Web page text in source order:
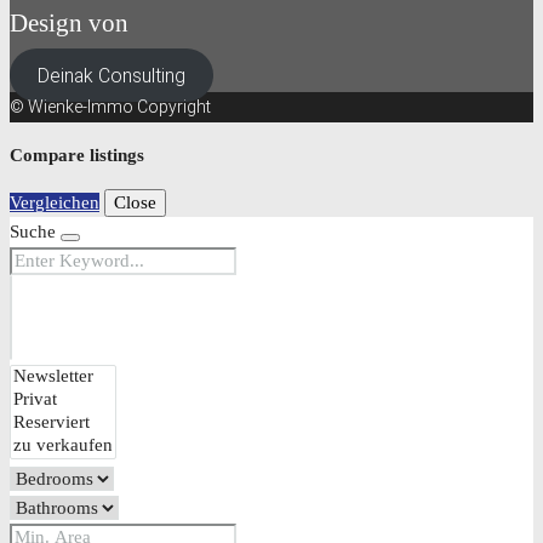
Design von
Deinak Consulting
© Wienke-Immo Copyright
Compare listings
Vergleichen
Close
Suche